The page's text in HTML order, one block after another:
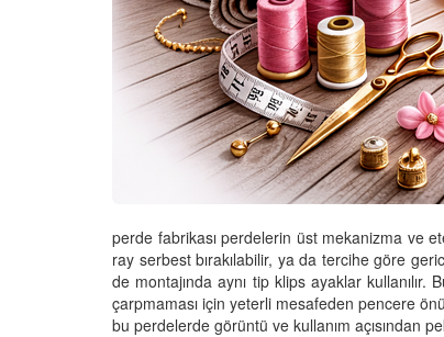
perde fabrikası perdelerin üst mekanizma ve
ray serbest bırakılabilir, ya da tercihe göre
de montajında aynı tip klips ayaklar
çarpmaması için yeterli mesafeden pencere
bu perdelerde görüntü ve kullanım açısından